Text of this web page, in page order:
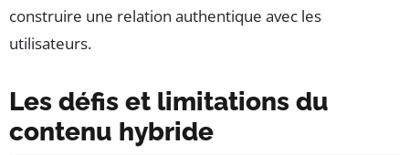
construire une relation authentique avec les
utilisateurs.
Les défis et limitations du
contenu hybride